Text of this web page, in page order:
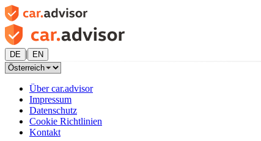
DE | EN
Über car.advisor
Impressum
Datenschutz
Cookie Richtlinien
Kontakt